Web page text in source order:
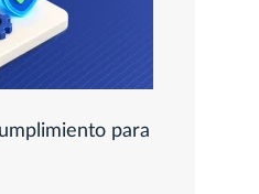
para